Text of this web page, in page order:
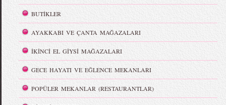
BUTİKLER
AYAKKABI VE ÇANTA MAĞAZALARI
İKİNCİ EL GİYSİ MAĞAZALARI
GECE HAYATI VE EĞLENCE MEKANLARI
POPÜLER MEKANLAR (RESTAURANTLAR)